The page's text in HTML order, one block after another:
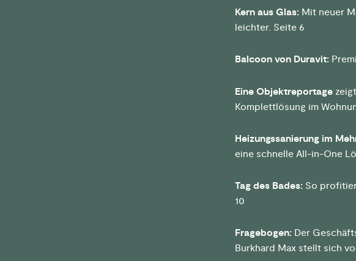
Kern aus Glas: Mit neuer
leichter. Seite 6
Balcoon von Duravit:
Eine Objektreportage
Komplettlösung im
Heizungssanierung im
eine schnelle All-in-One
Tag des Bades: So
10
Fragebogen: Der
Burkhard Max stellt sich